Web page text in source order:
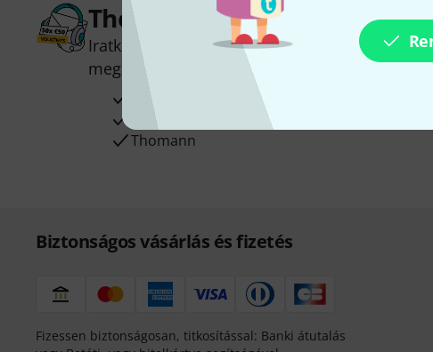
Thomann hírlevél
Iratkozz fel a Thomann angol nyelvű
megnyerheted a
egyenként 50 € értékű
Inspiráló gondolatok
Thomann
Biztonságos vásárlás és fizetés
Fizessen biztonságosan, titkosítással: Banki átutalás